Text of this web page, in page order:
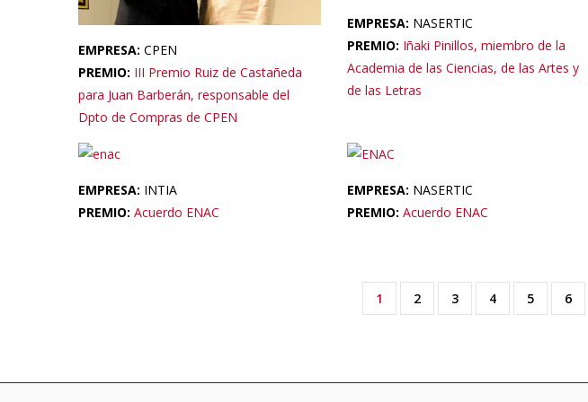
EMPRESA: CPEN
PREMIO: III Premio Ruiz de Castañeda
para Juan Barberán, responsable del
Dpto de Compras de CPEN
EMPRESA: NASERTIC
PREMIO: Iñaki Pinillos, miembro de la
Academia de las Ciencias, de las Artes y
de las Letras
EMPRESA: INTIA
PREMIO: Acuerdo ENAC
EMPRESA: NASERTIC
PREMIO: Acuerdo ENAC
Current
1 Page
2 Page
3 Page
4 Page
5 Page
6